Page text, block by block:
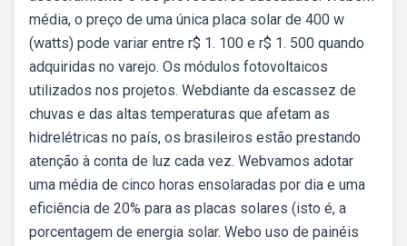
média, o preço de uma única placa solar de 400 w
(watts) pode variar entre r$ 1. 100 e r$ 1. 500 quando
adquiridas no varejo. Os módulos fotovoltaicos
utilizados nos projetos. Webdiante da escassez de
chuvas e das altas temperaturas que afetam as
hidrelétricas no país, os brasileiros estão prestando
atenção à conta de luz cada vez. Webvamos adotar
uma média de cinco horas ensolaradas por dia e uma
eficiência de 20% para as placas solares (isto é, a
porcentagem de energia solar. Webo uso de painéis